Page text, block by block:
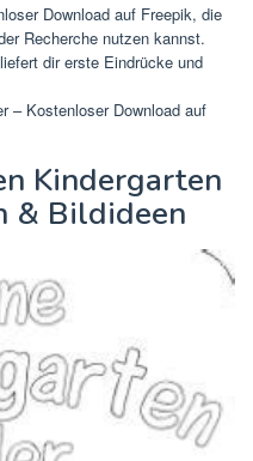
Download auf Freepik, die
Recherche nutzen kannst.
dir erste Eindrücke und
– Kostenloser Download auf
Kindergarten
& Bildideen